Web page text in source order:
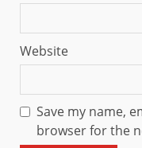
Website
Save my name,
browser for the